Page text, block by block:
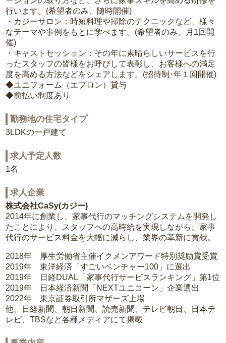
行います。(希望者のみ、随時開催)
・カジーサロン：時短料理や掃除のテクニックなど、様々
なテーマや事例をもとに学べます。(希望者のみ、月1回開
催)
・キャストセッション：その年に素晴らしいサービスを行
ったスタッフの皆様をお呼びして表彰し、お客様への満足
度を高める方法などをシェアします。(招待制･年１回開催)
◆ユニフォーム（エプロン）貸与
◆前払い制度あり
勤務地の住宅タイプ
3LDKの一戸建て
求人予定人数
1名
求人企業
株式会社CaSy(カジー)
2014年に創業し、家事代行のマッチングシステムを開発し
たことにより、スタッフへの高時給を実現しながら、家事
代行のサービス料金を大幅に減らし、業界の革新に貢献。
2018年 厚生労働省主催イクメンアワード特別奨励賞受賞
2019年 東洋経済「すごいベンチャー100」に選出
2019年 日経DUAL「家事代行サービスランキング」第1位
2019年 日本経済新聞「NEXTユニコーン」企業選出
2022年 東京証券取引所マザーズ上場
他、日経新聞、朝日新聞、読売新聞、テレビ朝日、日本テ
レビ、TBSなど各種メディアにて掲載